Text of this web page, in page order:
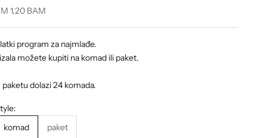
price
1,20 BAM
program za najmlađe.
možete kupiti na komad ili paket.
paketu dolazi 24 komada.
komad
paket